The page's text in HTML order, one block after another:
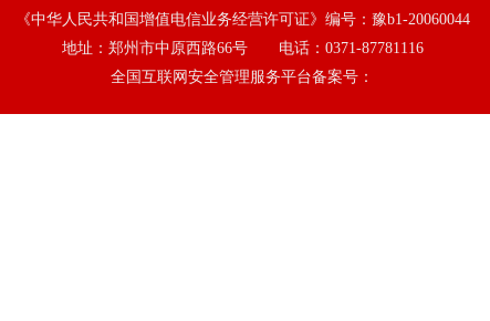
《中华人民共和国增值电信业务经营许可证》编号：豫b1-20060044
地址：郑州市中原西路66号 电话：0371-87781116
全国互联网安全管理服务平台备案号：